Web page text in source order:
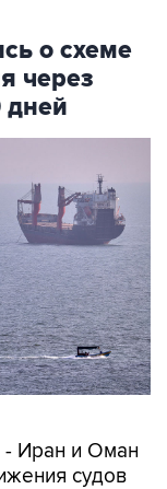
о схеме
через
дней
- Иран и Оман
судов